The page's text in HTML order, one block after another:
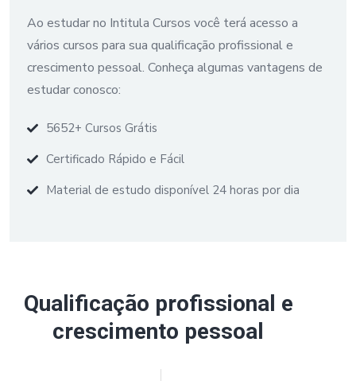
Ao estudar no Intitula Cursos você terá acesso a
vários cursos para sua qualificação profissional e
crescimento pessoal. Conheça algumas vantagens de
estudar conosco:
5652+ Cursos Grátis
Certificado Rápido e Fácil
Material de estudo disponível 24 horas por dia
Qualificação profissional e
crescimento pessoal